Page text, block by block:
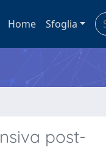
Home Sfoglia
post-